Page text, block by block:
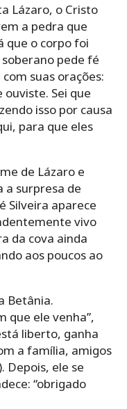
Lázaro, o Cristo
a pedra que
que o corpo foi
pede fé
suas orações:
Sei que
isso por causa
para que eles
de Lázaro e
a surpresa de
Silveira aparece
vivo
da cova ainda
aos poucos ao
Betânia.
que ele venha”,
liberto, ganha
a família, amigos
Depois, ele se
“obrigado